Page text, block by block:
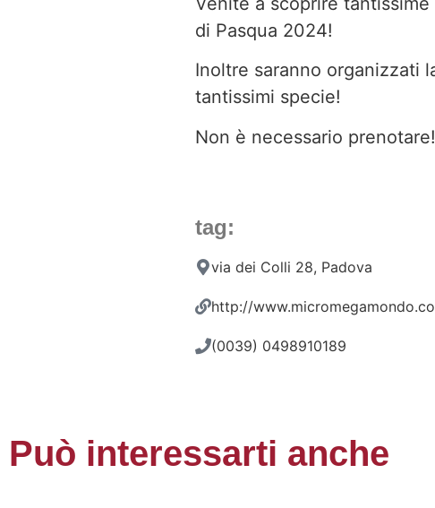
di Pasqua 2024!
Inoltre saranno organizzati
tantissimi specie!
Non è necessario prenotare!
tag:
via dei Colli 28, Padova
http://
(0039) 0498910189
Può interessarti anche